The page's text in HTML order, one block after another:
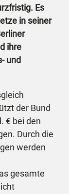
Es
in seiner
ihre
und
der Bund
€ bei den
Durch die
werden
gesamte